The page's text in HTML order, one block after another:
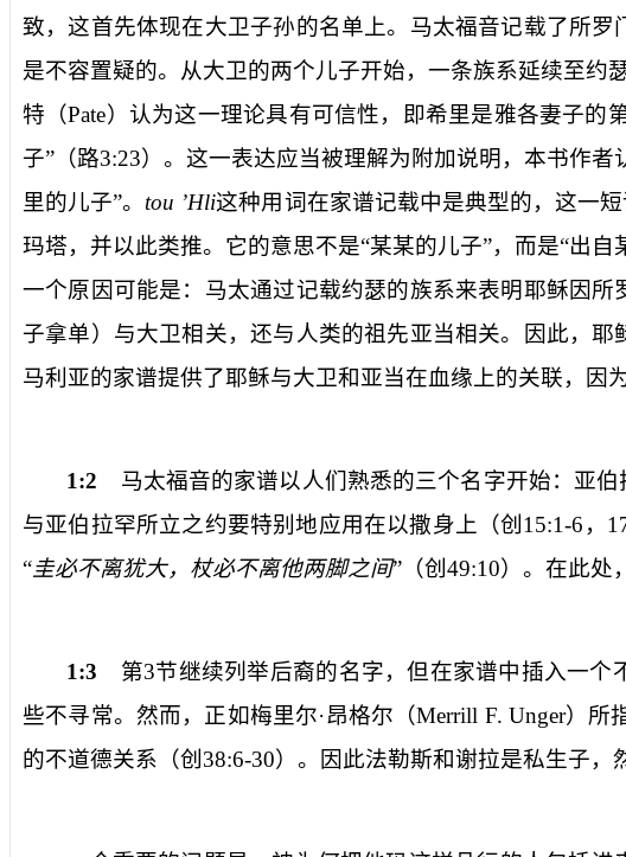
致，这首先体现在大卫子孙的名单上。马太福音记载了所
是不容置疑的。从大卫的两个儿子开始，一条族系延续至约
特（Pate）认为这一理论具有可信性，即希里是雅各妻子的
子”（路3:23）。这一表达应当被理解为附加说明，本书作
里的儿子”。 tou ʼHli这种用词在家谱记载中是典型的，这一
玛塔，并以此类推。它的意思不是“某某的儿子”，而是“出
一个原因可能是：马太通过记载约瑟的族系来表明耶稣因
子拿单）与大卫相关，还与人类的祖先亚当相关。因此，耶
马利亚的家谱提供了耶稣与大卫和亚当在血缘上的关联，因
1:2 马太福音的家谱以人们熟悉的三个名字开始：亚
与亚伯拉罕所立之约要特别地应用在以撒身上（创 15:1-6 ，
“圭必不离犹大，杖必不离他两脚之间”（创 49:10）。在此处
1:3 第3节继续列举后裔的名字，但在家谱中插入一
些不寻常。然而，正如梅里尔·昂格尔（Merrill F. Unger）所
的不道德关系（创 38:6-30）。因此法勒斯和谢拉是私生子，